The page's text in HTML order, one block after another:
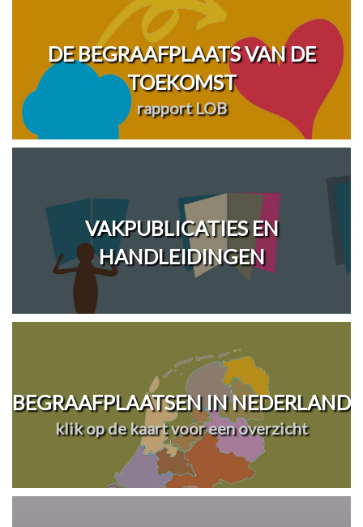
DE BEGRAAFPLAATS VAN DE
TOEKOMST
rapport LOB
VAKPUBLICATIES EN
HANDLEIDINGEN
BEGRAAFPLAATSEN IN NEDERLAND
klik op de kaart voor een overzicht